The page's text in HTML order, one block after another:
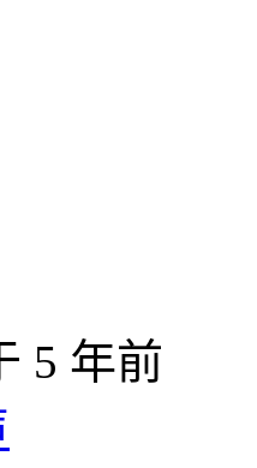
5 年前